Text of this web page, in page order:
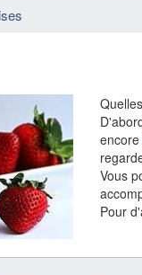
encore
Vous
Pour